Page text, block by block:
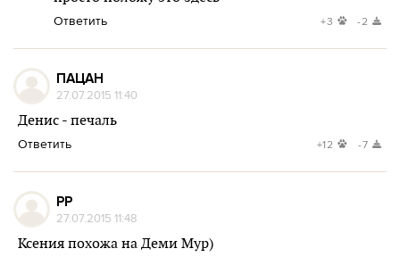
Ответить +3 -2
ПАЦАН
27.07.2015 11:40
Денис - печаль
Ответить +12 -7
PP
27.07.2015 11:48
Ксения похожа на Деми Мур)